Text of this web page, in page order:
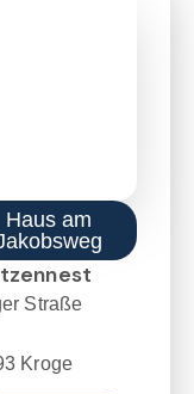
Haus am
Straße
Kroge